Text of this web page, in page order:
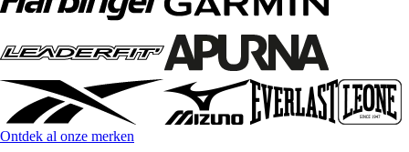
Ontdek al onze merken